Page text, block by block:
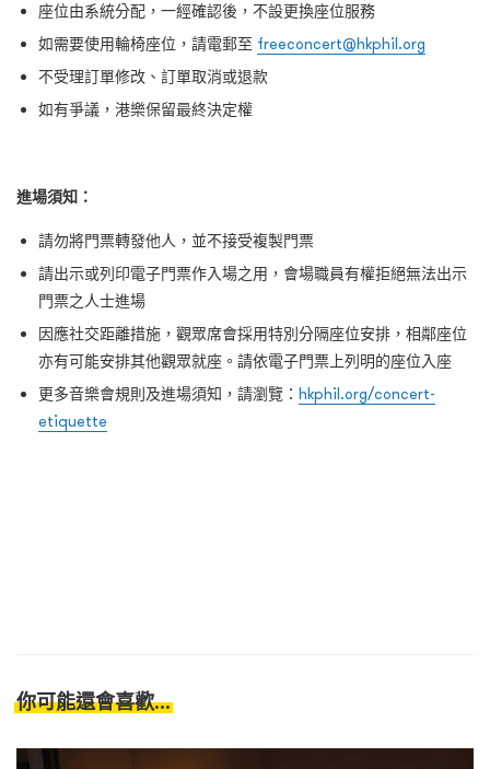
座位由系統分配，一經確認後，不設更換座位服務
如需要使用輪椅座位，請電郵至 freeconcert@hkphil.org
不受理訂單修改、訂單取消或退款
如有爭議，港樂保留最終決定權
進場須知：
請勿將門票轉發他人，並不接受複製門票
請出示或列印電子門票作入場之用，會場職員有權拒絕無法出示
門票之人士進場
因應社交距離措施，觀眾席會採用特別分隔座位安排，相鄰座位
亦有可能安排其他觀眾就座。請依電子門票上列明的座位入座
更多音樂會規則及進場須知，請瀏覽： hkphil.org/concert-
etiquette
你可能還會喜歡...